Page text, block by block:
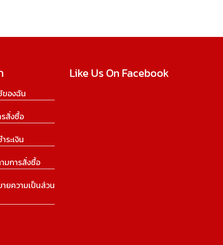
องฉัน
สั่งซื้อ
ระเงิน
มการสั่งซื้อ
ายความเป็นส่วน
Like Us On Facebook